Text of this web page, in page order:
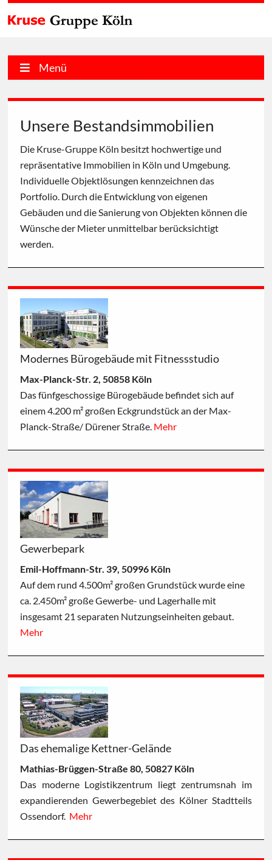
Menü
Unsere Bestandsimmobilien
Die Kruse-Gruppe Köln besitzt hochwertige und
repräsentative Immobilien in Köln und Umgebung.
Individuelle Objektlösungen kennzeichnen das
Portfolio. Durch die Entwicklung von eigenen
Gebäuden und die Sanierung von Objekten können die
Wünsche der Mieter unmittelbar berücksichtigt
werden.
Modernes Bürogebäude mit Fitnessstudio
Max-Planck-Str. 2, 50858 Köln
Das fünfgeschossige Bürogebäude befindet sich auf
einem 4.200 m² großen Eckgrundstück an der Max-
Planck-Straße/ Dürener Straße. Mehr
Gewerbepark
Emil-Hoffmann-Str. 39, 50996 Köln
Auf dem rund 4.500m² großen Grundstück wurde eine
ca. 2.450m² große Gewerbe- und Lagerhalle mit
insgesamt 21 separaten Nutzungseinheiten gebaut.
Mehr
Das ehemalige Kettner-Gelände
Mathias-Brüggen-Straße 80, 50827 Köln
Das moderne Logistikzentrum liegt zentrumsnah im
expandierenden Gewerbegebiet des Kölner Stadtteils
Ossendorf. Mehr